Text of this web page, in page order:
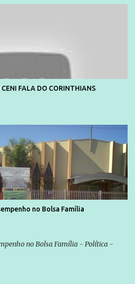
FALA DO CORINTHIANS
no Bolsa Família
no Bolsa Família - Política -